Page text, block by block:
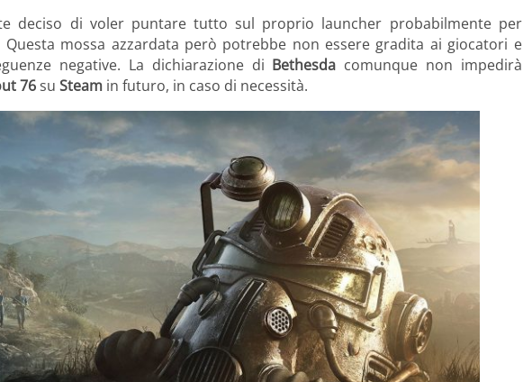
deciso di voler puntare tutto sul proprio launcher probabilmente per
mossa azzardata però potrebbe non essere gradita ai giocatori e
negative. La dichiarazione di Bethesda comunque non impedirà
76su Steam in futuro, in caso di necessità.